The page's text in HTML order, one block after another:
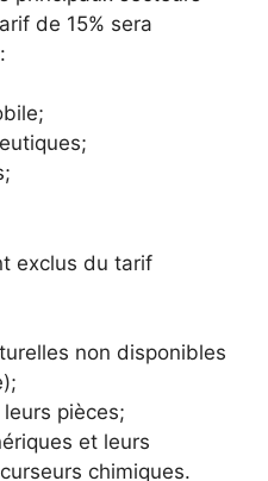
de 15% sera
exclus du tarif
non disponibles
pièces;
et leurs
chimiques.